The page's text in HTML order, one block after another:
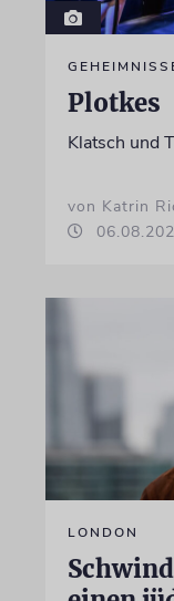
Plotkes
Klatsch und
von Katrin
LONDON